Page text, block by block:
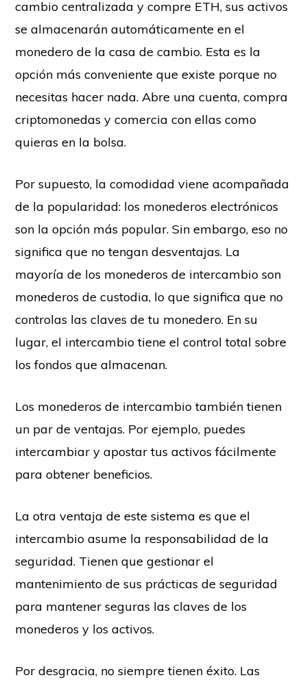
cambio centralizada y compre ETH, sus activos
se almacenarán automáticamente en el
monedero de la casa de cambio. Esta es la
opción más conveniente que existe porque no
necesitas hacer nada. Abre una cuenta, compra
criptomonedas y comercia con ellas como
quieras en la bolsa.
Por supuesto, la comodidad viene acompañada
de la popularidad: los monederos electrónicos
son la opción más popular. Sin embargo, eso no
significa que no tengan desventajas. La
mayoría de los monederos de intercambio son
monederos de custodia, lo que significa que no
controlas las claves de tu monedero. En su
lugar, el intercambio tiene el control total sobre
los fondos que almacenan.
Los monederos de intercambio también tienen
un par de ventajas. Por ejemplo, puedes
intercambiar y apostar tus activos fácilmente
para obtener beneficios.
La otra ventaja de este sistema es que el
intercambio asume la responsabilidad de la
seguridad. Tienen que gestionar el
mantenimiento de sus prácticas de seguridad
para mantener seguras las claves de los
monederos y los activos.
Por desgracia, no siempre tienen éxito. Las